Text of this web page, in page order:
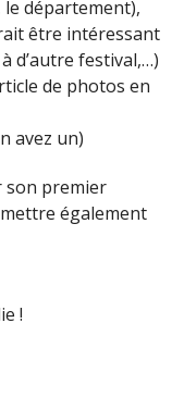
département)​,
être intéressant
d’autre festival,…)
de photos en
avez un)
son premier
également
!